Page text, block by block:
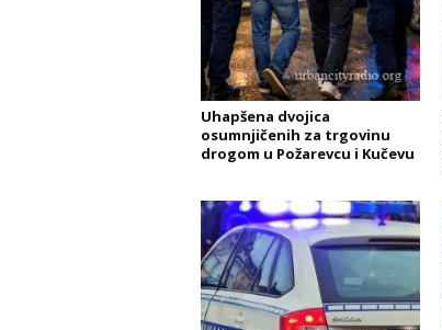
Uhapšena dvojica
osumnjičenih za trgovinu
drogom u Požarevcu i Kučevu